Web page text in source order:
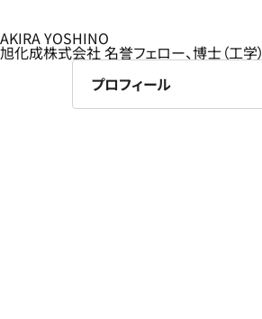
AKIRA YOSHINO
旭化成株式会社 名誉フェロー、博士（工学）
プロフィール